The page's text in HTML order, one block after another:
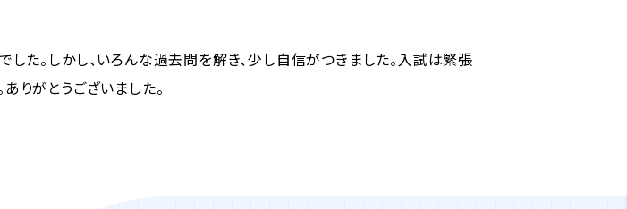
た。しかし、いろんな過去問を解き、少し自信がつきました。入試は緊張
りがとうございました。